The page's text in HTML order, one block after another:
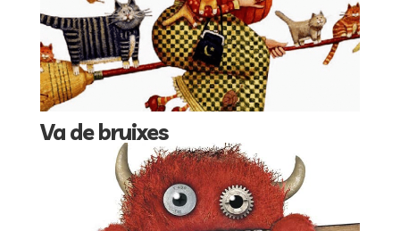
Va de bruixes